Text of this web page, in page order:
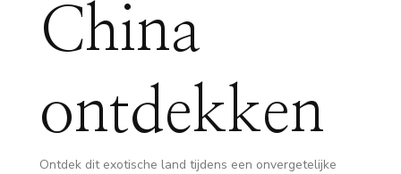
China
ontdekken
Ontdek dit exotische land tijdens een onvergetelijke